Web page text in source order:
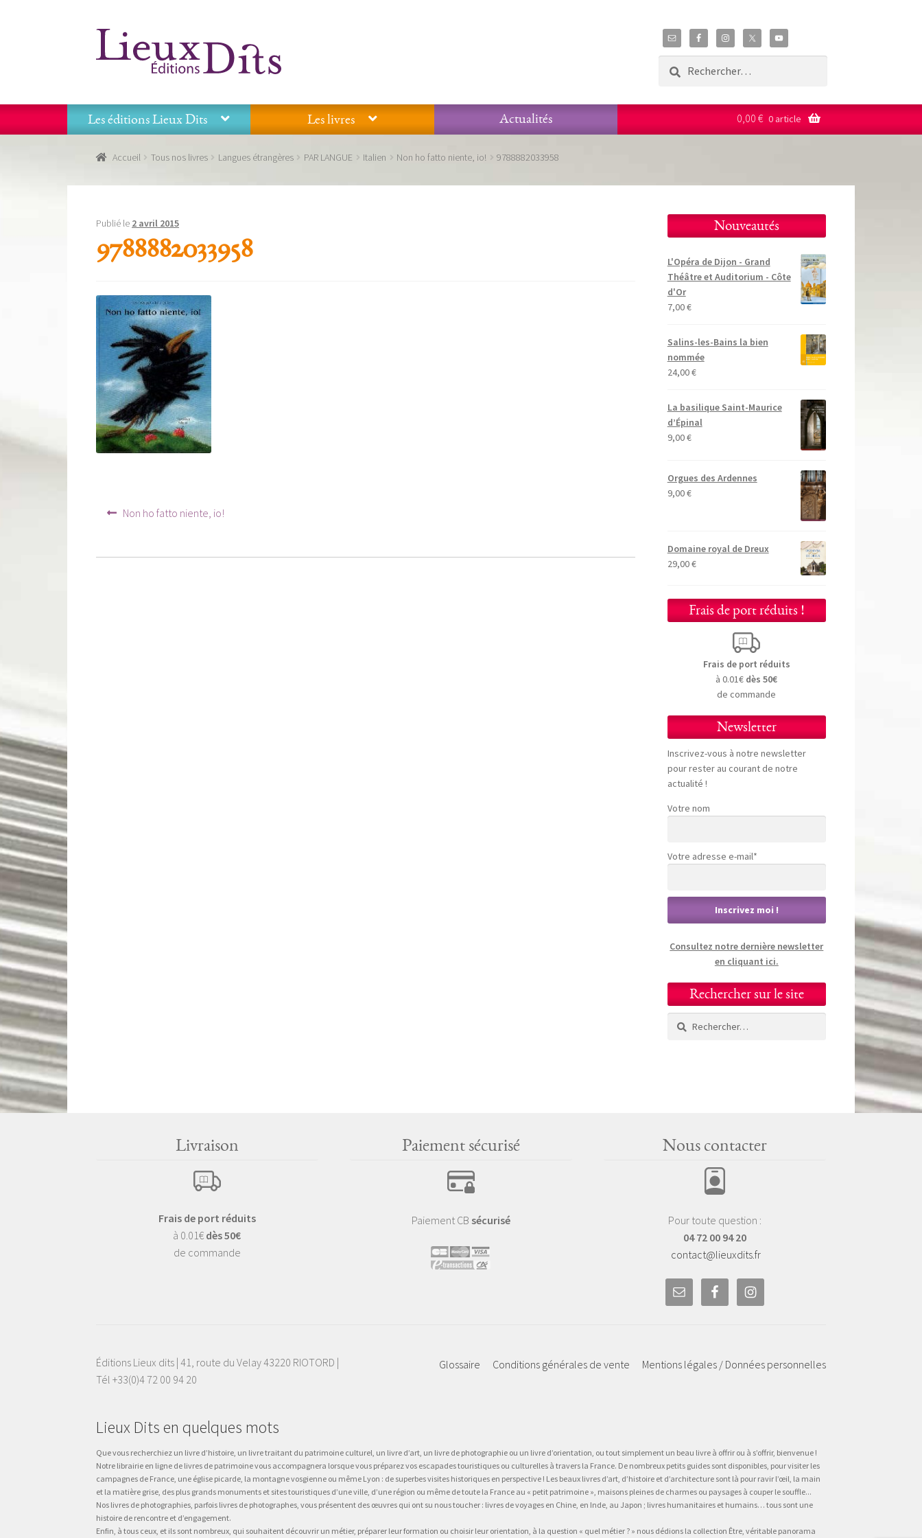
Aller
à
Aller
au
Les éditions Lieux Dits Les livres
Actualités
0,00 € 0 article
Accueil Tous nos livres Langues étrangères PAR LANGUE Italien Non ho fatto niente, io! 9788882033958
Publié le 2 avril 2015
9788882033958
Navigation
l’article
Article
Non ho fatto niente, io!
Nouveautés
L'Opéra de Dijon - Grand
Théâtre et Auditorium - Côte
d'Or
7,00€
Salins-les-Bains la bien
nommée
24,00€
La basilique Saint-Maurice
d’Épinal
9,00€
Orgues des Ardennes
9,00€
Domaine royal de Dreux
29,00€
Frais de port réduits !
Frais de port réduits
à 0.01€ dès 50€
de commande
Newsletter
Inscrivez-vous à notre newsletter
pour rester au courant de notre
actualité !
Votre nom
Votre adresse e-mail*
Consultez notre dernière newsletter
en cliquant ici.
Rechercher sur le site
Rechercher :
Livraison
Frais de port réduits
à 0.01€ dès 50€
de commande
Paiement sécurisé
Paiement CB sécurisé
Nous contacter
Pour toute question :
04 72 00 94 20
contact@lieuxdits.fr
Glossaire Conditions générales de vente Mentions légales / Données personnelles
Éditions Lieux dits | 41, route du Velay 43220 RIOTORD |
Tél +33(0)4 72 00 94 20
Lieux Dits en quelques mots
Que vous recherchiez un livre d’histoire, un livre traitant du patrimoine culturel, un livre d’art, un livre de photographie ou un livre d’orientation, ou tout simplement un beau livre à offrir ou à s’offrir, bienvenue !
Notre librairie en ligne de livres de patrimoine vous accompagnera lorsque vous préparez vos escapades touristiques ou culturelles à travers la France. De nombreux petits guides sont disponibles, pour visiter les
campagnes de France, une église picarde, la montagne vosgienne ou même Lyon : de superbes visites historiques en perspective ! Les beaux livres d’art, d’histoire et d’architecture sont là pour ravir l’œil, la main
et la matière grise, des plus grands monuments et sites touristiques d’une ville, d’une région ou même de toute la France au « petit patrimoine », maisons pleines de charmes ou paysages à couper le souffle...
Nos livres de photographies, parfois livres de photographes, vous présentent des œuvres qui ont su nous toucher : livres de voyages en Chine, en Inde, au Japon ; livres humanitaires et humains… tous sont une
histoire de rencontre et d’engagement.
Enfin, à tous ceux, et ils sont nombreux, qui souhaitent découvrir un métier, préparer leur formation ou choisir leur orientation, à la question « quel métier ? » nous dédions la collection Être, véritable panorama